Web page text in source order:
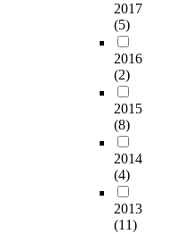
2017
(5)
2016
(2)
2015
(8)
2014
(4)
2013
(11)